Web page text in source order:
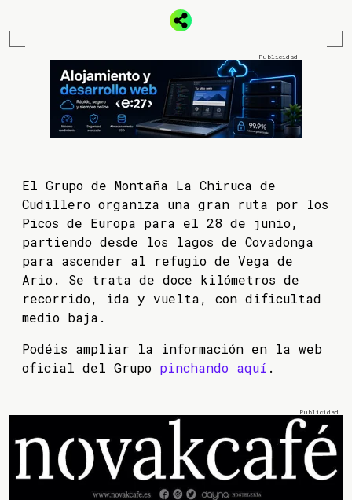
El Grupo de Montaña La Chiruca de
Cudillero organiza una gran ruta por los
Picos de Europa para el 28 de junio,
partiendo desde los lagos de Covadonga
para ascender al refugio de Vega de
Ario. Se trata de doce kilómetros de
recorrido, ida y vuelta, con dificultad
medio baja.
Podéis ampliar la información en la web
oficial del Grupo pinchando aquí .